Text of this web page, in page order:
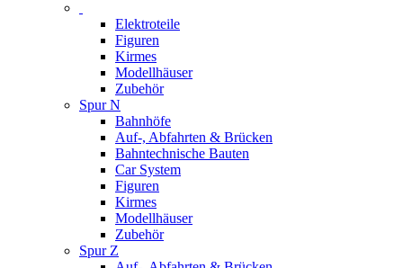
Elektroteile
Figuren
Kirmes
Modellhäuser
Zubehör
Spur N
Bahnhöfe
Auf-, Abfahrten & Brücken
Bahntechnische Bauten
Car System
Figuren
Kirmes
Modellhäuser
Zubehör
Spur Z